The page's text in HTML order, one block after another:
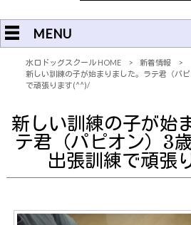
MENU
水口ドッグスクール HOME > 新着情報
>
新しい訓練の子が始まりました。ラテ君（パ
で頑張ります(^^)/
新しい訓練の子が始
テ君（パピオン）3
出張訓練で頑張